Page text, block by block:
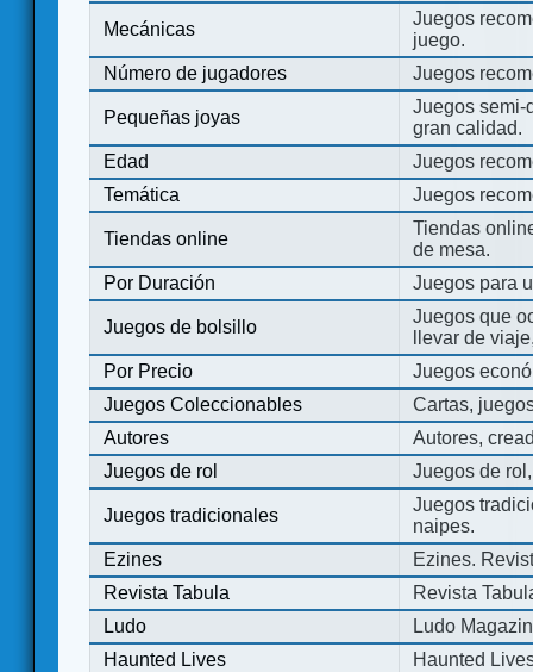
Mecánicas
Juegos
juego.
Número de jugadores
Juegos
Pequeñas joyas
Juegos semi-
gran calidad.
Edad
Juegos
Temática
Juegos
Tiendas online
Tiendas
de mesa.
Por Duración
Juegos para
Juegos de bolsillo
Juegos que
llevar de
Por Precio
Juegos
Juegos Coleccionables
Cartas,
Autores
Autores,
Juegos de rol
Juegos de
Juegos tradicionales
Juegos
naipes.
Ezines
Ezines.
Revista Tabula
Revista
Ludo
Ludo
Haunted Lives
Haunted